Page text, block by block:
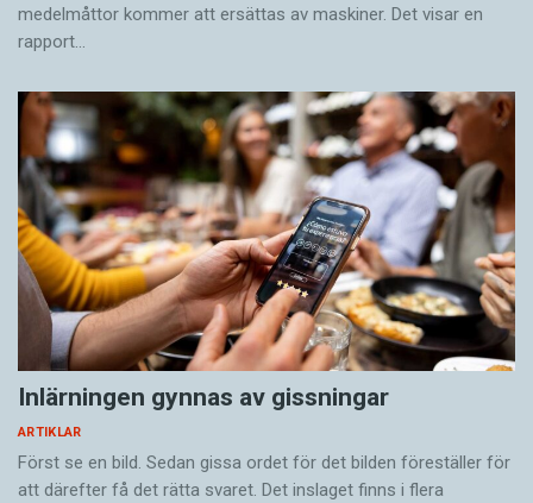
medelmåttor kommer att ersättas av maskiner. Det visar en
rapport…
Inlärningen gynnas av gissningar
ARTIKLAR
Först se en bild. Sedan gissa ordet för det bilden föreställer för
att därefter få det rätta svaret. Det inslaget finns i flera